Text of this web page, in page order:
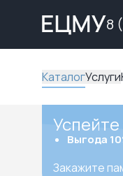
8
КаталогУслуги
Выгода
Закажите